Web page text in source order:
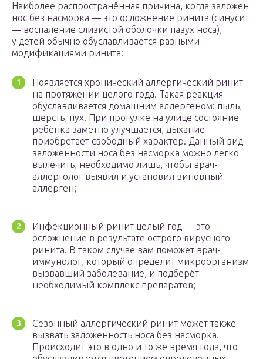
Наиболее распространённая причина, когда заложен
нос без насморка — это осложнение ринита (синусит
— воспаление слизистой оболочки пазух носа),
у детей обычно обуславливается разными
модификациями ринита:
Появляется хронический аллергический ринит
на протяжении целого года. Такая реакция
обуславливается домашним аллергеном: пыль,
шерсть, пух. При прогулке на улице состояние
ребёнка заметно улучшается, дыхание
приобретает свободный характер. Данный вид
заложенности носа без насморка можно легко
вылечить, необходимо лишь, чтобы врач-
аллерголог выявил и установил виновный
аллерген;
Инфекционный ринит целый год — это
осложнение в результате острого вирусного
ринита. В таком случае вам поможет врач-
иммунолог, который определит микроорганизм
вызвавший заболевание, и подберёт
необходимый комплекс препаратов;
Сезонный аллергический ринит может также
вызвать заложенность носа без насморка.
Происходит это в одно и то же время года, что